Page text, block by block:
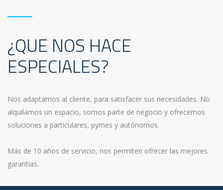
¿QUE NOS HACE
ESPECIALES?
Nos adaptamos al cliente, para satisfacer sus necesidades. No
alquilamos un espacio, somos parte de negocio y ofrecemos
soluciones a particulares, pymes y autónomos.
Más de 10 años de servicio, nos permiten ofrecer las mejores
garantías.